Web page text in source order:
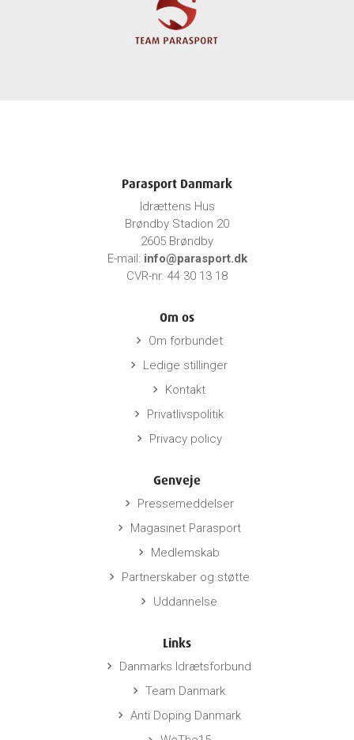
Parasport Danmark
Idrættens Hus
Brøndby Stadion 20
2605 Brøndby
E-mail: info@parasport.dk
CVR-nr. 44 30 13 18
Om os
keyboard_arrow_right Om forbundet
keyboard_arrow_right Ledige stillinger
keyboard_arrow_right Kontakt
keyboard_arrow_right Privatlivspolitik
keyboard_arrow_right Privacy policy
Genveje
keyboard_arrow_right Pressemeddelser
keyboard_arrow_right Magasinet Parasport
keyboard_arrow_right Medlemskab
keyboard_arrow_right Partnerskaber og støtte
keyboard_arrow_right Uddannelse
Links
keyboard_arrow_right Danmarks Idrætsforbund
keyboard_arrow_right Team Danmark
keyboard_arrow_right Anti Doping Danmark